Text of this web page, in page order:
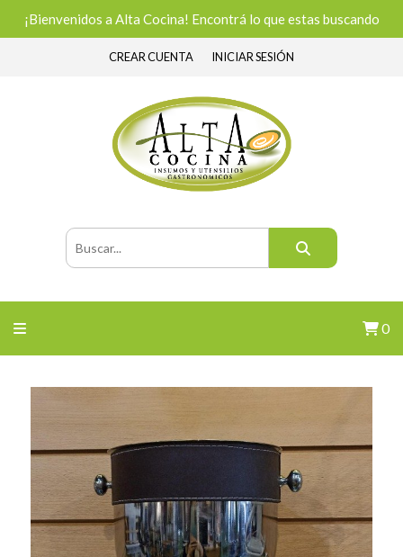
¡Bienvenidos a Alta Cocina! Encontrá lo que estas buscando
CREAR CUENTA INICIAR SESIÓN
0